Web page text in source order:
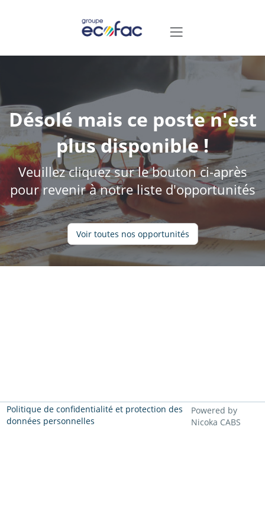
Désolé mais ce poste n'est
plus disponible !
Veuillez cliquez sur le bouton ci-après
pour revenir à notre liste d'opportunités
Voir toutes nos opportunités
Politique de confidentialité et protection des
données personnelles
Powered by
Nicoka CABS